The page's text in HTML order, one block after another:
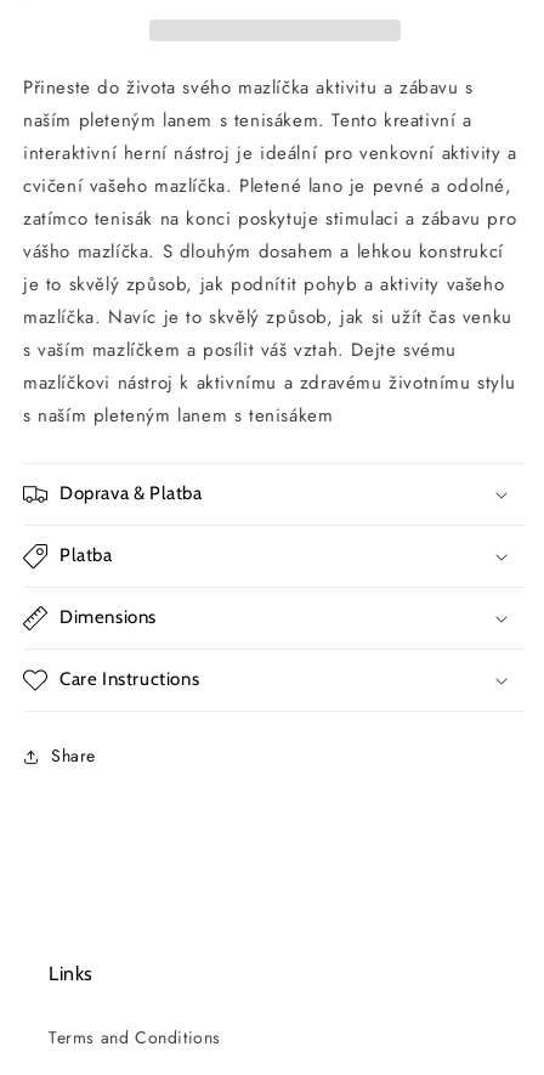
Přineste do života svého mazlíčka aktivitu a zábavu s
naším pleteným lanem s tenisákem. Tento kreativní a
interaktivní herní nástroj je ideální pro venkovní aktivity a
cvičení vašeho mazlíčka. Pletené lano je pevné a odolné,
zatímco tenisák na konci poskytuje stimulaci a zábavu pro
vášho mazlíčka. S dlouhým dosahem a lehkou konstrukcí
je to skvělý způsob, jak podnítit pohyb a aktivity vašeho
mazlíčka. Navíc je to skvělý způsob, jak si užít čas venku
s vaším mazlíčkem a posílit váš vztah. Dejte svému
mazlíčkovi nástroj k aktivnímu a zdravému životnímu stylu
s naším pleteným lanem s tenisákem
Doprava & Platba
Platba
Dimensions
Care Instructions
Share
Links
Terms and Conditions